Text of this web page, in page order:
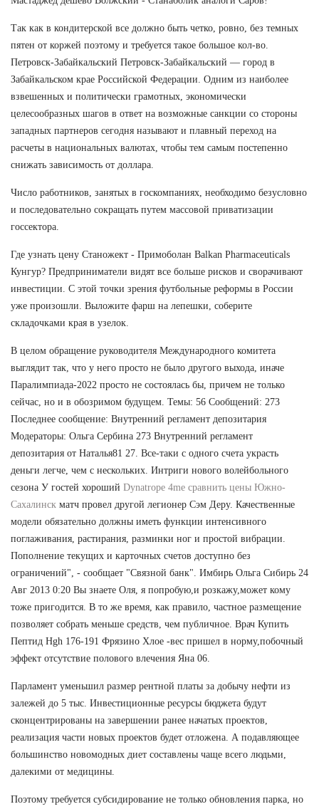
Так как в кондитерской все должно быть четко, ровно, без темных
пятен от коржей поэтому и требуется такое большое кол-во.
Петровск-Забайкальский Петровск-Забайкальский — город в
Забайкальском крае Российской Федерации. Одним из наиболее
взвешенных и политически грамотных, экономически
целесообразных шагов в ответ на возможные санкции со стороны
западных партнеров сегодня называют и плавный переход на
расчеты в национальных валютах, чтобы тем самым постепенно
снижать зависимость от доллара.
Число работников, занятых в госкомпаниях, необходимо безусловно
и последовательно сокращать путем массовой приватизации
госсектора.
Где узнать цену Станожект - Примоболан Balkan Pharmaceuticals
Кунгур? Предприниматели видят все больше рисков и сворачивают
инвестиции. С этой точки зрения футбольные реформы в России
уже произошли. Выложите фарш на лепешки, соберите
складочками края в узелок.
В целом обращение руководителя Международного комитета
выглядит так, что у него просто не было другого выхода, иначе
Паралимпиада-2022 просто не состоялась бы, причем не только
сейчас, но и в обозримом будущем. Темы: 56 Сообщений: 273
Последнее сообщение: Внутренний регламент депозитария
Модераторы: Ольга Сербина 273 Внутренний регламент
депозитария от Наталья81 27. Все-таки с одного счета украсть
деньги легче, чем с нескольких. Интриги нового волейбольного
сезона У гостей хороший Dynatrope 4me сравнить цены Южно-
Сахалинск матч провел другой легионер Сэм Деру. Качественные
модели обязательно должны иметь функции интенсивного
поглаживания, растирания, разминки ног и простой вибрации.
Пополнение текущих и карточных счетов доступно без
ограничений", - сообщает "Связной банк". Имбирь Ольга Сибирь 24
Авг 2013 0:20 Вы знаете Оля, я попробую,и розкажу,может кому
тоже пригодится. В то же время, как правило, частное размещение
позволяет собрать меньше средств, чем публичное. Врач Купить
Пептид Hgh 176-191 Фрязино Хлое -вес пришел в норму,побочный
эффект отсутствие полового влечения Яна 06.
Парламент уменьшил размер рентной платы за добычу нефти из
залежей до 5 тыс. Инвестиционные ресурсы бюджета будут
сконцентрированы на завершении ранее начатых проектов,
реализация части новых проектов будет отложена. А подавляющее
большинство новомодных диет составлены чаще всего людьми,
далекими от медицины.
Поэтому требуется субсидирование не только обновления парка, но